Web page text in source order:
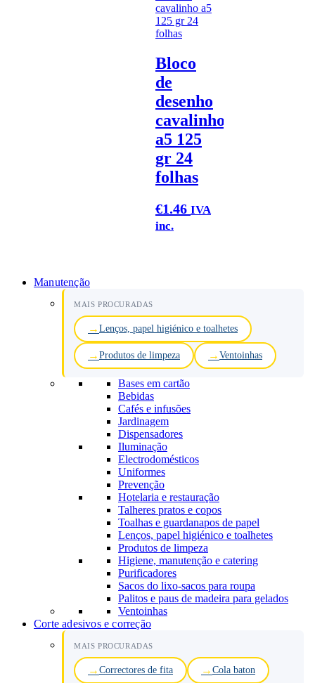
Bloco
de
desenho
cavalinho
a5 125
gr 24
folhas
€1.46 IVA
inc.
Manutenção
MAIS PROCURADAS
Lenços, papel higiénico e toalhetes
Produtos de limpeza Ventoinhas
Bases em cartão
Bebidas
Cafés e infusões
Jardinagem
Dispensadores
Iluminação
Electrodomésticos
Uniformes
Prevenção
Hotelaria e restauração
Talheres pratos e copos
Toalhas e guardanapos de papel
Lenços, papel higiénico e toalhetes
Produtos de limpeza
Higiene, manutenção e catering
Purificadores
Sacos do lixo-sacos para roupa
Palitos e paus de madeira para gelados
Ventoinhas
Corte adesivos e correção
MAIS PROCURADAS
Correctores de fita Cola baton